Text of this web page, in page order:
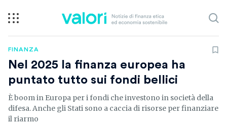
FINANZA
Nel 2025 la finanza europea ha
puntato tutto sui fondi bellici
È boom in Europa per i fondi che investono in società della
difesa. Anche gli Stati sono a caccia di risorse per finanziare
il riarmo